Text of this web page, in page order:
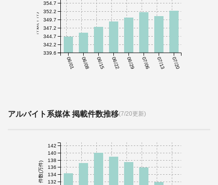
06/01 06/08 06/15 06/22 06/29 07/06 07/13 07/20
件数(千件)
339.6
342.2
344.7
347.2
349.7
352.2
354.7
アルバイト系媒体 掲載件数推移(7/20更新)
件数(万件) 132
134
136
138
140
142